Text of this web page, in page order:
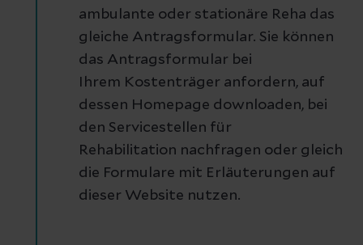
ambulante oder stationäre Reha das
gleiche Antragsformular. Sie können
das Antragsformular bei
Ihrem Kostenträger anfordern, auf
dessen Homepage downloaden, bei
den Servicestellen für
Rehabilitation nachfragen oder gleich
die Formulare mit Erläuterungen auf
dieser Website nutzen.